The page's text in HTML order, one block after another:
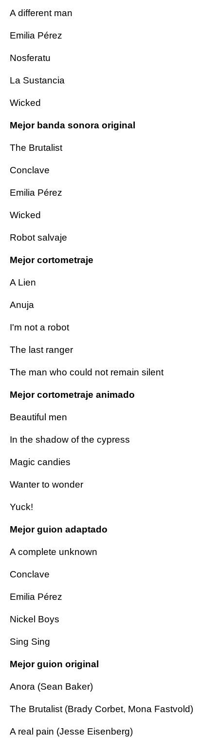
A different man
Emilia Pérez
Nosferatu
La Sustancia
Wicked
Mejor banda sonora original
The Brutalist
Conclave
Emilia Pérez
Wicked
Robot salvaje
Mejor cortometraje
A Lien
Anuja
I'm not a robot
The last ranger
The man who could not remain silent
Mejor cortometraje animado
Beautiful men
In the shadow of the cypress
Magic candies
Wanter to wonder
Yuck!
Mejor guion adaptado
A complete unknown
Conclave
Emilia Pérez
Nickel Boys
Sing Sing
Mejor guion original
Anora (Sean Baker)
The Brutalist (Brady Corbet, Mona Fastvold)
A real pain (Jesse Eisenberg)